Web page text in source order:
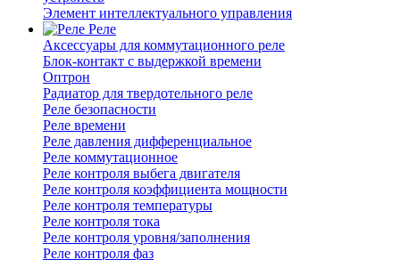
Элемент интеллектуального управления
Реле
Аксессуары для коммутационного реле
Блок-контакт с выдержкой времени
Оптрон
Радиатор для твердотельного реле
Реле безопасности
Реле времени
Реле давления дифференциальное
Реле коммутационное
Реле контроля выбега двигателя
Реле контроля коэффициента мощности
Реле контроля температуры
Реле контроля тока
Реле контроля уровня/заполнения
Реле контроля фаз